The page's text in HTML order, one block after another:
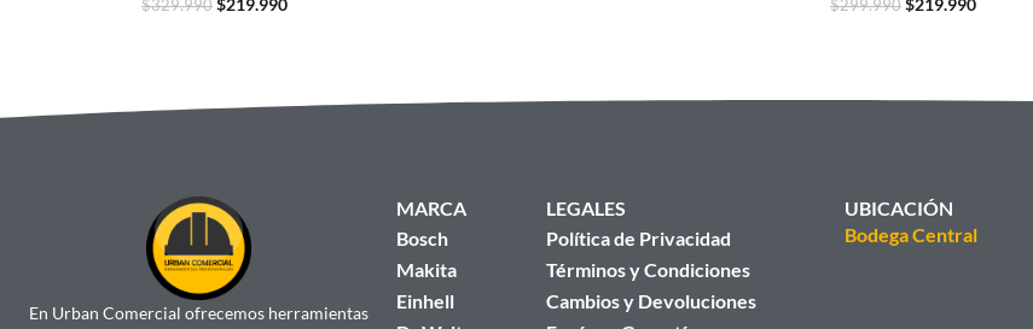
$329.990 $299.990
En Urban Comercial ofrecemos herramientas
MARCA
Bosch
Makita
Einhell
LEGALES
Política de Privacidad
Términos y Condiciones
Cambios y Devoluciones
UBICACIÓN
Bodega Central